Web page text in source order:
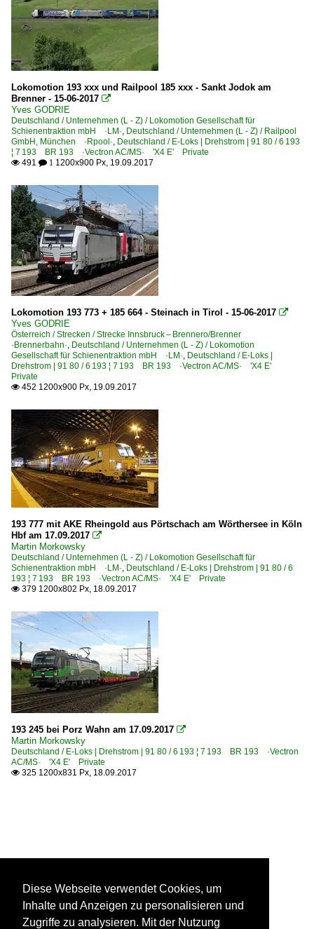
Lokomotion 193 xxx und Railpool 185 xxx - Sankt Jodok am
Brenner - 15-06-2017 
Yves GODRIE
Deutschland / Unternehmen (L - Z) / Lokomotion Gesellschaft für
Schienentraktion mbH ·LM·, Deutschland / Unternehmen (L - Z) / Railpool
GmbH, München ·Rpool·, Deutschland / E-Loks | Drehstrom | 91 80 / 6 193
¦ 7 193 BR 193 ·Vectron AC/MS· 'X4 E' Private
 491  1 1200x900 Px, 19.09.2017
Lokomotion 193 773 + 185 664 - Steinach in Tirol - 15-06-2017 
Yves GODRIE
Österreich / Strecken / Strecke Innsbruck – Brennero/Brenner
·Brennerbahn·, Deutschland / Unternehmen (L - Z) / Lokomotion
Gesellschaft für Schienentraktion mbH ·LM·, Deutschland / E-Loks |
Drehstrom | 91 80 / 6 193 ¦ 7 193 BR 193 ·Vectron AC/MS· 'X4 E'
Private
 452 1200x900 Px, 19.09.2017
193 777 mit AKE Rheingold aus Pörtschach am Wörthersee in Köln
Hbf am 17.09.2017 
Martin Morkowsky
Deutschland / Unternehmen (L - Z) / Lokomotion Gesellschaft für
Schienentraktion mbH ·LM·, Deutschland / E-Loks | Drehstrom | 91 80 / 6
193 ¦ 7 193 BR 193 ·Vectron AC/MS· 'X4 E' Private
 379 1200x802 Px, 18.09.2017
193 245 bei Porz Wahn am 17.09.2017 
Martin Morkowsky
Deutschland / E-Loks | Drehstrom | 91 80 / 6 193 ¦ 7 193 BR 193 ·Vectron
AC/MS· 'X4 E' Private
 325 1200x831 Px, 18.09.2017
Diese Webseite verwendet Cookies, um
Inhalte und Anzeigen zu personalisieren und
Zugriffe zu analysieren. Mit der Nutzung